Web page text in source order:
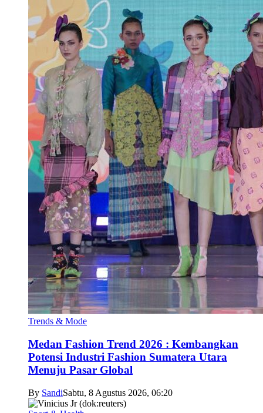
Trends & Mode
Medan Fashion Trend 2026 : Kembangkan
Potensi Industri Fashion Sumatera Utara
Menuju Pasar Global
By SandiSabtu, 8 Agustus 2026, 06:20